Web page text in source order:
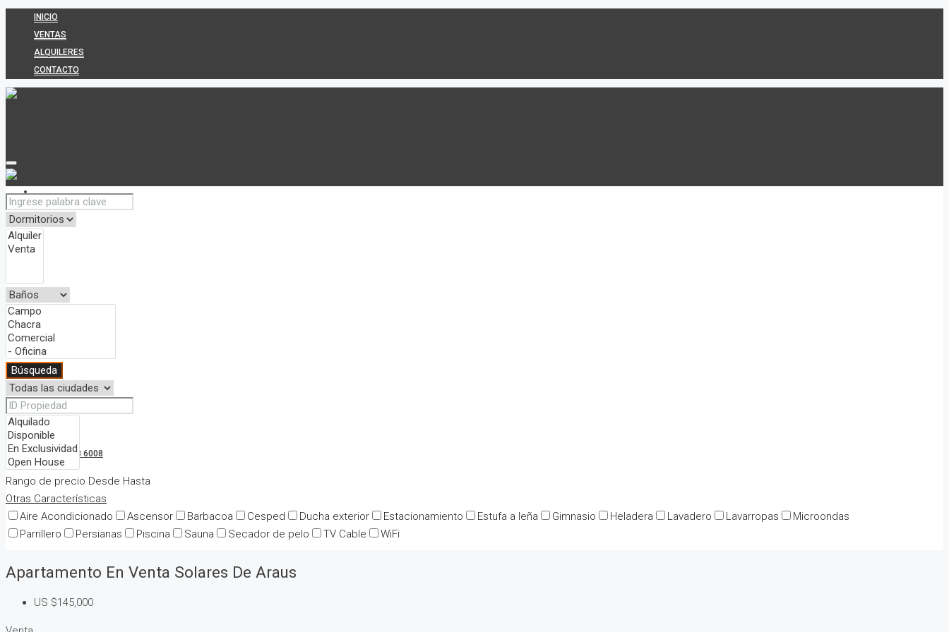
INICIO
VENTAS
ALQUILERES
CONTACTO
INICIO
VENTAS
CONTACTO
(+598) 4523 6008
Búsqueda
Rango de precio Desde Hasta
Otras Características
Aire Acondicionado
Ascensor Barbacoa Cesped Ducha exterior Estacionamiento Estufa a leña Gimnasio Heladera Lavadero Lavarropas
Microondas
Parrillero
Persianas Piscina Sauna Secador de pelo TV Cable WiFi
Apartamento En Venta Solares De Araus
US $145,000